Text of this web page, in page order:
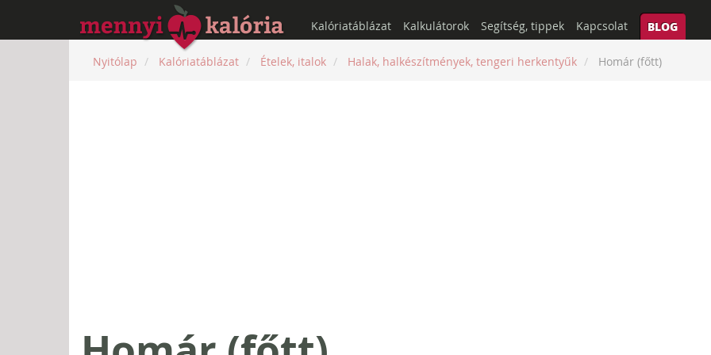
Kalóriatáblázat Kalkulátorok Segítség, tippek Kapcsolat BLOG
Nyitólap Kalóriatáblázat Ételek, italok Halak, halkészítmények, tengeri herkentyűk Homár (főtt)